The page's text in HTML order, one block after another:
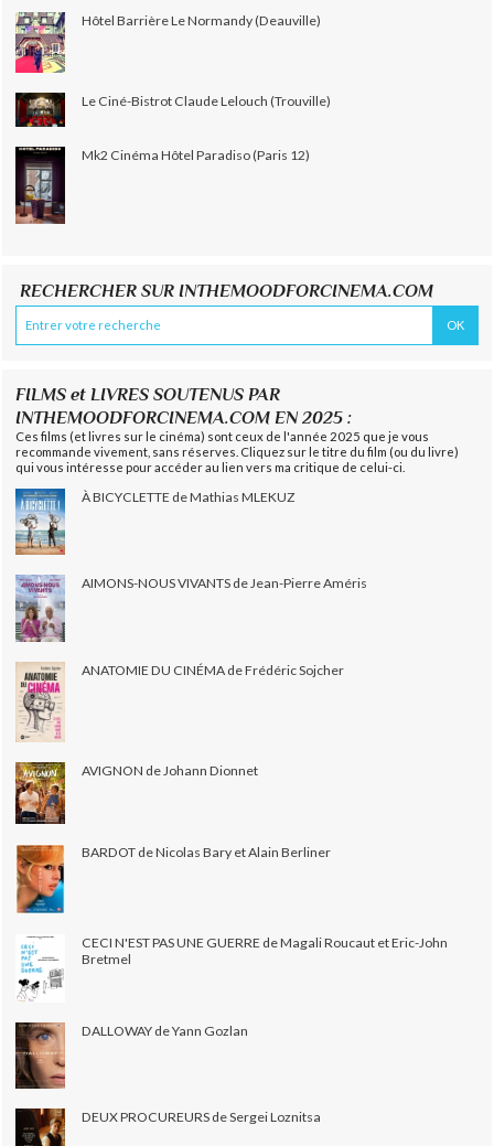
Hôtel Barrière Le Normandy (Deauville)
Le Ciné-Bistrot Claude Lelouch (Trouville)
Mk2 Cinéma Hôtel Paradiso (Paris 12)
RECHERCHER SUR INTHEMOODFORCINEMA.COM
FILMS et LIVRES SOUTENUS PAR
INTHEMOODFORCINEMA.COM EN 2025 :
Ces films (et livres sur le cinéma) sont ceux de l'année 2025 que je vous
recommande vivement, sans réserves. Cliquez sur le titre du film (ou du livre)
qui vous intéresse pour accéder au lien vers ma critique de celui-ci.
À BICYCLETTE de Mathias MLEKUZ
AIMONS-NOUS VIVANTS de Jean-Pierre Améris
ANATOMIE DU CINÉMA de Frédéric Sojcher
AVIGNON de Johann Dionnet
BARDOT de Nicolas Bary et Alain Berliner
CECI N'EST PAS UNE GUERRE de Magali Roucaut et Eric-John
Bretmel
DALLOWAY de Yann Gozlan
DEUX PROCUREURS de Sergei Loznitsa